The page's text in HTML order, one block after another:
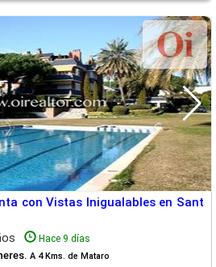
con Vistas Inigualables en Sant
Hace 9 días
A 4 Kms. de Mataro